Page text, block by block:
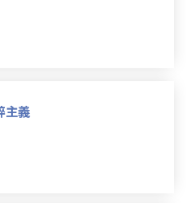
主義